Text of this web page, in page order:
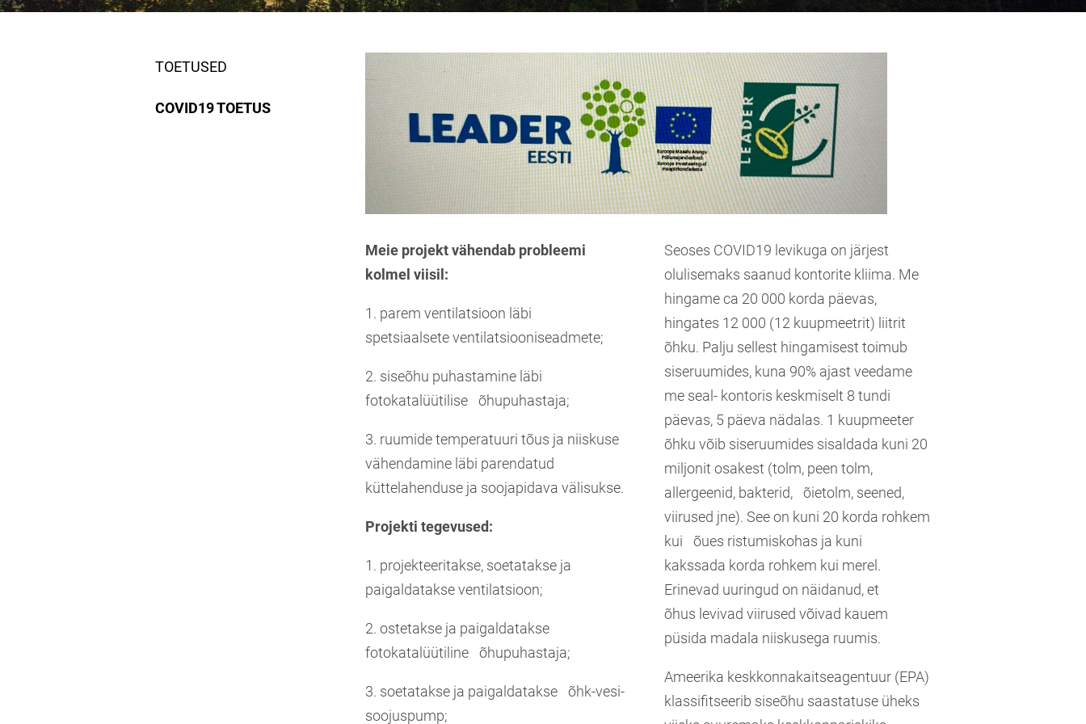
TOETUSED
COVID19 TOETUS
Meie projekt vähendab probleemi
kolmel viisil:
1. parem ventilatsioon läbi
spetsiaalsete ventilatsiooniseadmete;
2. siseõhu puhastamine läbi
fotokatalüütilise õhupuhastaja;
3. ruumide temperatuuri tõus ja niiskuse
vähendamine läbi parendatud
küttelahenduse ja soojapidava välisukse.
Projekti tegevused:
1. projekteeritakse, soetatakse ja
paigaldatakse ventilatsioon;
2. ostetakse ja paigaldatakse
fotokatalüütiline õhupuhastaja;
3. soetatakse ja paigaldatakse õhk-vesi-
soojuspump;
Seoses COVID19 levikuga on järjest
olulisemaks saanud kontorite kliima. Me
hingame ca 20 000 korda päevas,
hingates 12 000 (12 kuupmeetrit) liitrit
õhku. Palju sellest hingamisest toimub
siseruumides, kuna 90% ajast veedame
me seal- kontoris keskmiselt 8 tundi
päevas, 5 päeva nädalas. 1 kuupmeeter
õhku võib siseruumides sisaldada kuni 20
miljonit osakest (tolm, peen tolm,
allergeenid, bakterid, õietolm, seened,
viirused jne). See on kuni 20 korda rohkem
kui õues ristumiskohas ja kuni
kakssada korda rohkem kui merel.
Erinevad uuringud on näidanud, et
õhus levivad viirused võivad kauem
püsida madala niiskusega ruumis.
Ameerika keskkonnakaitseagentuur (EPA)
klassifitseerib siseõhu saastatuse üheks